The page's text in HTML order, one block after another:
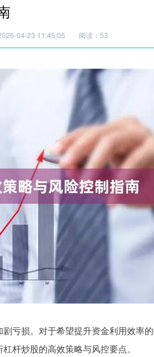
04-23 11:45:05 阅读：53
亏损。对于希望提升资金利用效率
杆炒股的高效策略与风控要点。